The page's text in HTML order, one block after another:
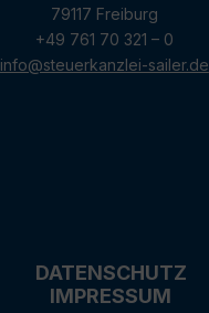
79117 Freiburg
+49 761 70 321 – 0
info@steuerkanzlei-sailer.de
DATENSCHUTZ
IMPRESSUM